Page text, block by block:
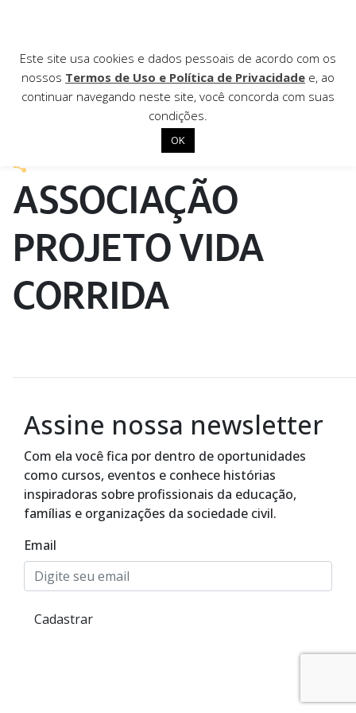
Institucional
Nossas ações
Biblioteca
Notícias
Editais
Notícias
ASSOCIAÇÃO
PROJETO VIDA
CORRIDA
Assine nossa newsletter
Com ela você fica por dentro de oportunidades
como cursos, eventos e conhece histórias
inspiradoras sobre profissionais da educação,
famílias e organizações da sociedade civil.
Email
Cadastrar
Este site usa cookies e dados pessoais de acordo com os
nossos Termos de Uso e Política de Privacidade e, ao
continuar navegando neste site, você concorda com suas
condições.
OK